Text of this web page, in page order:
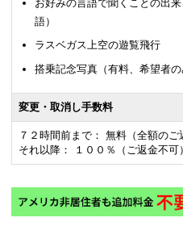
お好みの言語で聞くことの出
語）
ラスベガス上空の遊覧飛行
搭乗記念写真（有料、希望者の
変更・取消し手数料
７２時間前まで： 無料（全額のご
それ以降： １００％（ご返金不可）